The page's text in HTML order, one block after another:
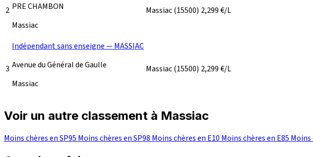
2 PRE CHAMBON
Massiac
Massiac(15500) 2,299€/L
3
Indépendant sans enseigne — MASSIAC
Avenue du Général de Gaulle
Massiac
Massiac(15500) 2,299€/L
Voir un autre classement à Massiac
Moins chères en SP95 Moins chères en SP98 Moins chères en E10 Moins chères en E85 Moins